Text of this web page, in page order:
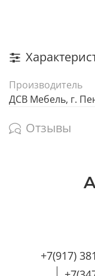
Производитель
ДСВ Мебель, г.
Отзывы
+7(917)